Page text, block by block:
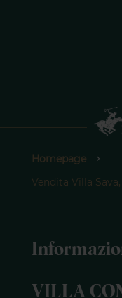
Homepage
Vendita Villa
VILLA